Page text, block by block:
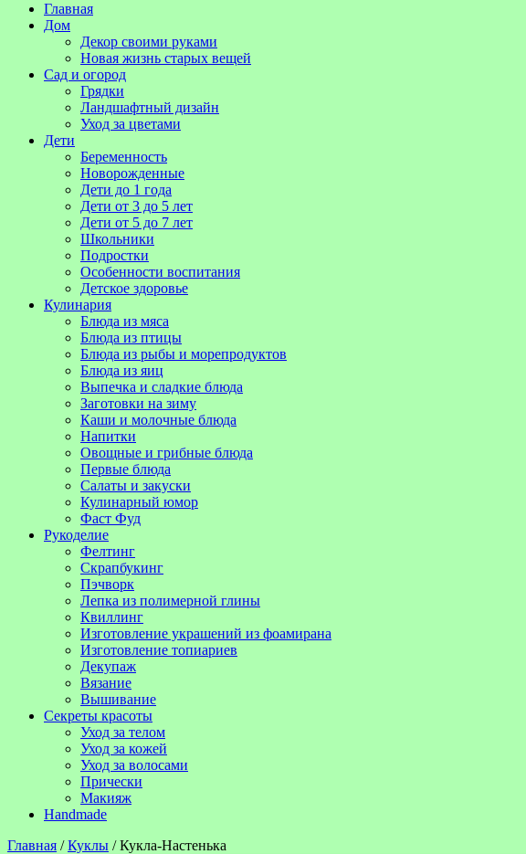
Главная
Дом
Декор своими руками
Новая жизнь старых вещей
Сад и огород
Грядки
Ландшафтный дизайн
Уход за цветами
Дети
Беременность
Новорожденные
Дети до 1 года
Дети от 3 до 5 лет
Дети от 5 до 7 лет
Школьники
Подростки
Особенности воспитания
Детское здоровье
Кулинария
Блюда из мяса
Блюда из птицы
Блюда из рыбы и морепродуктов
Блюда из яиц
Выпечка и сладкие блюда
Заготовки на зиму
Каши и молочные блюда
Напитки
Овощные и грибные блюда
Первые блюда
Салаты и закуски
Кулинарный юмор
Фаст Фуд
Рукоделие
Фелтинг
Скрапбукинг
Пэчворк
Лепка из полимерной глины
Квиллинг
Изготовление украшений из фоамирана
Изготовление топиариев
Декупаж
Вязание
Вышивание
Секреты красоты
Уход за телом
Уход за кожей
Уход за волосами
Прически
Макияж
Handmade
Главная /Куклы / Кукла-Настенька